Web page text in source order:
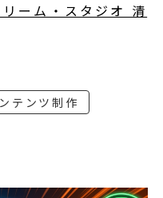
ーム・スタジオ 清
テンツ制作